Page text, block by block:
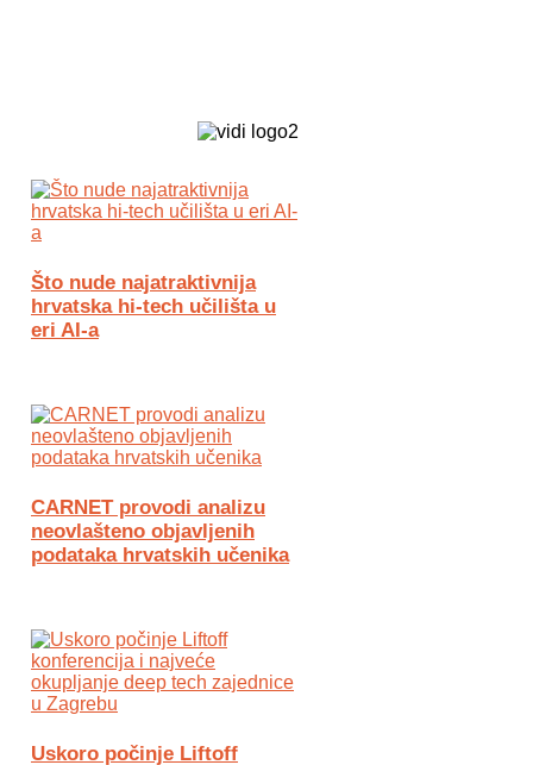
Što nude najatraktivnija
hrvatska hi-tech učilišta u
eri AI-a
CARNET provodi analizu
neovlašteno objavljenih
podataka hrvatskih učenika
Uskoro počinje Liftoff